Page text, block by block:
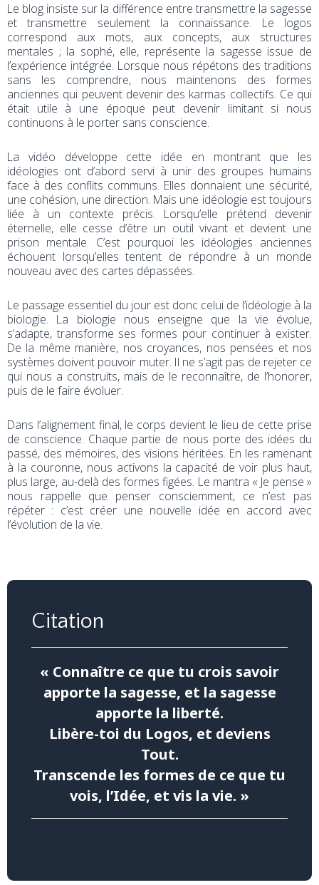
Le blog insiste sur la différence entre transmettre la sagesse
et transmettre seulement la connaissance. Le logos
correspond aux mots, aux concepts, aux structures
mentales ; la sophé, elle, représente la sagesse issue de
l’expérience intégrée. Lorsque nous répétons des traditions
sans les comprendre, nous maintenons des formes
anciennes qui peuvent devenir des karmas collectifs. Ce qui
était utile à une époque peut devenir limitant si nous
continuons à le porter sans conscience.
La vidéo développe cette idée en montrant que les
idéologies ont d’abord servi à unir des groupes humains
face à des conflits communs. Elles donnaient une sécurité,
une cohésion, une direction. Mais une idéologie est toujours
liée à un contexte précis. Lorsqu’elle prétend devenir
éternelle, elle cesse d’être un outil vivant et devient une
prison mentale. C’est pourquoi les idéologies anciennes
échouent lorsqu’elles tentent de répondre à un monde
nouveau avec des cartes dépassées.
Le passage essentiel du jour est donc celui de l’idéologie à la
biologie. La biologie nous enseigne que la vie évolue,
s’adapte, transforme ses formes pour continuer à exister.
De la même manière, nos croyances, nos pensées et nos
systèmes doivent pouvoir muter. Il ne s’agit pas de rejeter ce
qui nous a construits, mais de le reconnaître, de l’honorer,
puis de le faire évoluer.
Dans l’alignement final, le corps devient le lieu de cette prise
de conscience. Chaque partie de nous porte des idées du
passé, des mémoires, des visions héritées. En les ramenant
à la couronne, nous activons la capacité de voir plus haut,
plus large, au-delà des formes figées. Le mantra « Je pense »
nous rappelle que penser consciemment, ce n’est pas
répéter : c’est créer une nouvelle idée en accord avec
l’évolution de la vie.
Citation
« Connaître ce que tu crois savoir
apporte la sagesse, et la sagesse
apporte la liberté.
Libère-toi du Logos, et deviens
Tout.
Transcende les formes de ce que tu
vois, l’Idée, et vis la vie. »